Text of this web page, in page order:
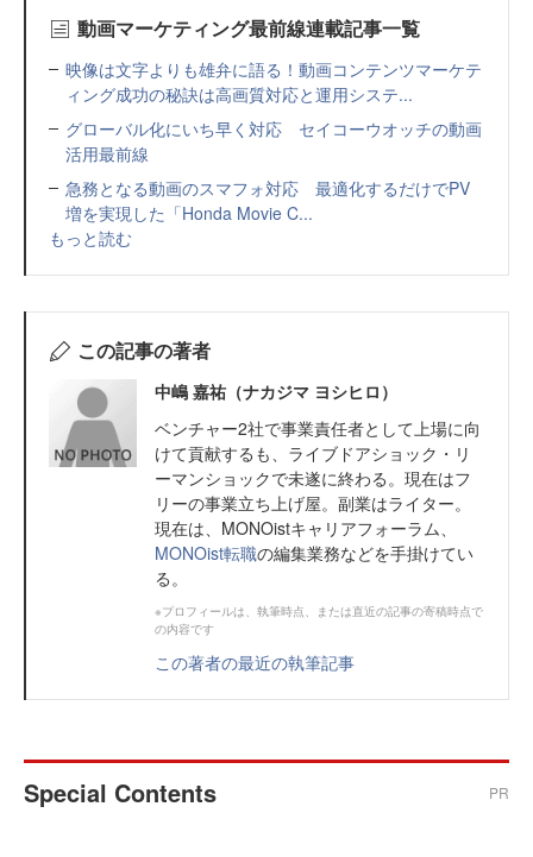
動画マーケティング最前線連載記事一覧
映像は文字よりも雄弁に語る！動画コンテンツマーケテ
ィング成功の秘訣は高画質対応と運用システ...
グローバル化にいち早く対応 セイコーウオッチの動画
活用最前線
急務となる動画のスマフォ対応 最適化するだけでPV
増を実現した「Honda Movie C...
もっと読む
この記事の著者
中嶋 嘉祐（ナカジマ ヨシヒロ）
ベンチャー2社で事業責任者として上場に向
けて貢献するも、ライブドアショック・リ
ーマンショックで未遂に終わる。現在はフ
リーの事業立ち上げ屋。副業はライター。
現在は、MONOistキャリアフォーラム、
MONOist転職の編集業務などを手掛けてい
る。
※プロフィールは、執筆時点、または直近の記事の寄稿時点で
の内容です
この著者の最近の執筆記事
Special Contents PR